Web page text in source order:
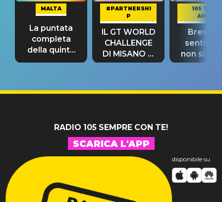
MALTA
La puntata
completa
della quinta
tappa
#PARTNERSHI
P
IL GT WORLD
CHALLENGE
DI MISANO si
riconferma
105 TAKE
AWAY
Bresh:
non si
fino alla
RADIO 105 SEMPRE CON TE!
SCARICA L'APP
disponibile su